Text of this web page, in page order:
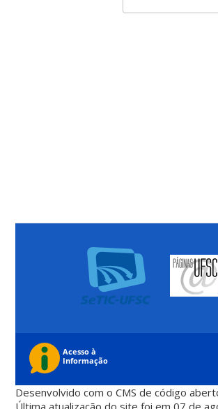
Desenvolvido com o CMS de código
Última atualização do site foi em 07 de